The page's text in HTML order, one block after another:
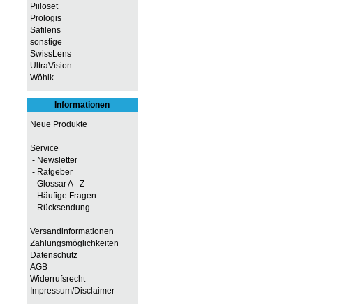
Piiloset
Prologis
Safilens
sonstige
SwissLens
UltraVision
Wöhlk
Informationen
Neue Produkte
Service
- Newsletter
- Ratgeber
- Glossar A - Z
- Häufige Fragen
- Rücksendung
Versandinformationen
Zahlungsmöglichkeiten
Datenschutz
AGB
Widerrufsrecht
Impressum/Disclaimer